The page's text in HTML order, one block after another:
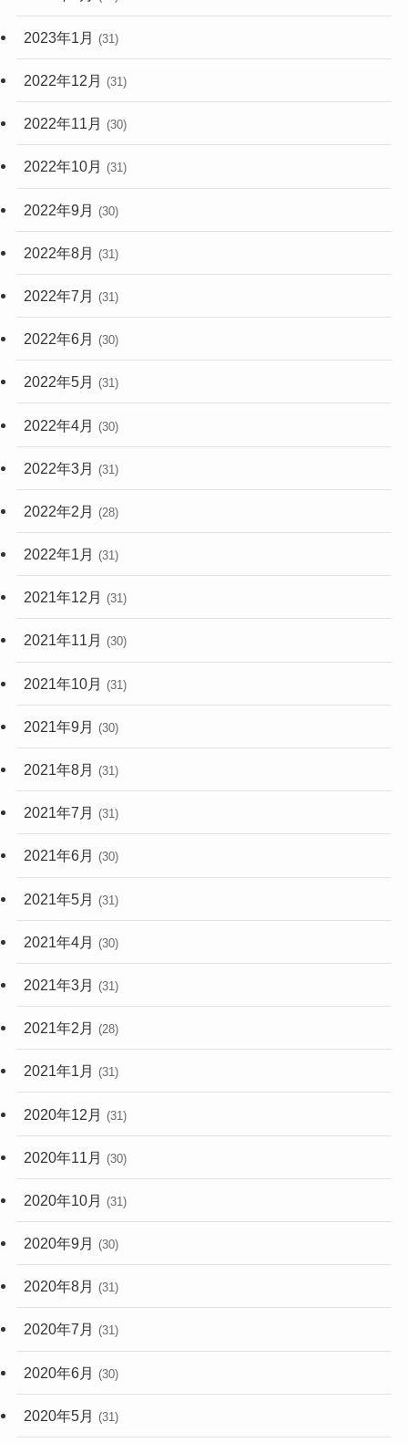
2023年1月 (31)
2022年12月 (31)
2022年11月 (30)
2022年10月 (31)
2022年9月 (30)
2022年8月 (31)
2022年7月 (31)
2022年6月 (30)
2022年5月 (31)
2022年4月 (30)
2022年3月 (31)
2022年2月 (28)
2022年1月 (31)
2021年12月 (31)
2021年11月 (30)
2021年10月 (31)
2021年9月 (30)
2021年8月 (31)
2021年7月 (31)
2021年6月 (30)
2021年5月 (31)
2021年4月 (30)
2021年3月 (31)
2021年2月 (28)
2021年1月 (31)
2020年12月 (31)
2020年11月 (30)
2020年10月 (31)
2020年9月 (30)
2020年8月 (31)
2020年7月 (31)
2020年6月 (30)
2020年5月 (31)